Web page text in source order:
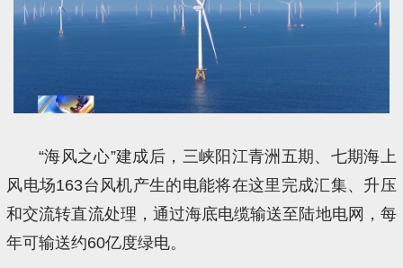
“海风之心”建成后，三峡阳江青洲五期、七期海上
风电场163台风机产生的电能将在这里完成汇集、升压
和交流转直流处理，通过海底电缆输送至陆地电网，每
年可输送约60亿度绿电。